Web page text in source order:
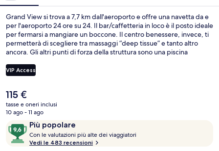
Grand View si trova a 7,7 km dall'aeroporto e offre una navetta da e
per l'aeroporto 24 ore su 24. Il bar/caffetteria in loco è il posto ideale
per fermarsi a mangiare un boccone. Il centro benessere, invece, ti
permetterà di scegliere tra massaggi “deep tissue” e tanto altro
ancora. Gli altri punti di forza della struttura sono una piscina
apprezzano il personale gentile della struttura.
VIP Access
Il
prezzo
attuale
115 €
115 €
tasse e oneri inclusi
10 ago - 11 ago
RecensioniPiù popolare
9,6
su
10,
Con le valutazioni più alte dei viaggiatori
Vedi le 483 recensioni